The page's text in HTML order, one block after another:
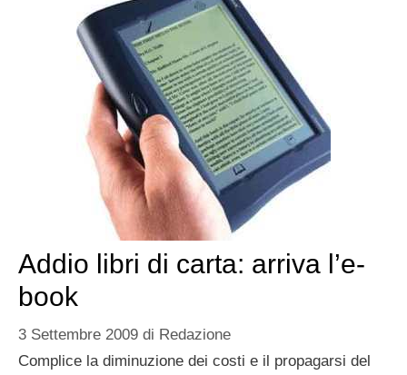
Addio libri di carta: arriva l’e-
book
3 Settembre 2009 di Redazione
Complice la diminuzione dei costi e il propagarsi del